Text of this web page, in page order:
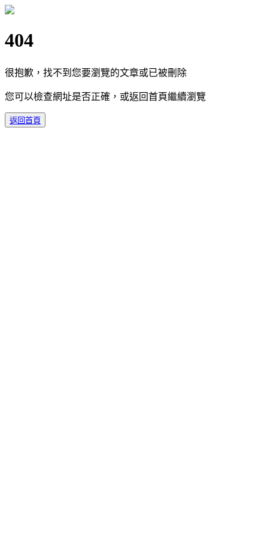
404
很抱歉，找不到您要瀏覽的文章或已被刪除
您可以檢查網址是否正確，或返回首頁繼續瀏覽
返回首頁